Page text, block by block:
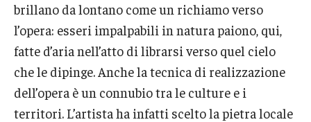
brillano da lontano come un richiamo verso
l’opera: esseri impalpabili in natura paiono, qui,
fatte d’aria nell’atto di librarsi verso quel cielo
che le dipinge. Anche la tecnica di realizzazione
dell’opera è un connubio tra le culture e i
territori. L’artista ha infatti scelto la pietra locale